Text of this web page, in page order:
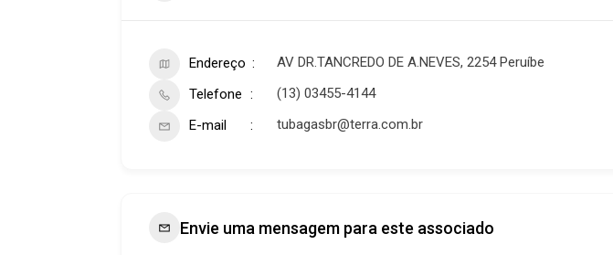
Endereço
AV DR.TANCREDO DE A.NEVES, 2254 Peruíbe
Telefone
(13) 03455-4144
E-mail
tubagasbr@terra.com.br
Envie uma mensagem para este associado